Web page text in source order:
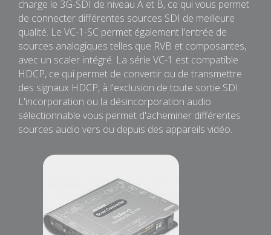
charge le 3G-SDI de niveau A et B, ce qui vous permet
de connecter différentes sources SDI de meilleure
qualité. Le VC-1-SC permet également l'entrée de
sources analogiques telles que RVB et composantes,
avec un scaler intégré. La série VC-1 est compatible
HDCP, ce qui permet de convertir ou de transmettre
des signaux HDCP, à l'exclusion de toute sortie SDI.
L'incorporation ou la désincorporation audio
sélectionnable vous permet d'acheminer différentes
sources audio vers ou depuis des appareils vidéo.